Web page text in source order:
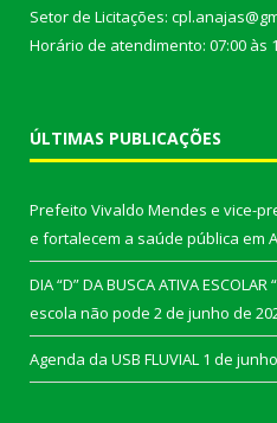
Setor de Licitações:
Horário de atendimento: 07:00 às
ÚLTIMAS PUBLICAÇÕES
Prefeito Vivaldo Mendes e vice-
e fortalecem a saúde pública em
DIA “D” DA BUSCA ATIVA
escola não pode 2 de junho de
Agenda da USB FLUVIAL 1 de